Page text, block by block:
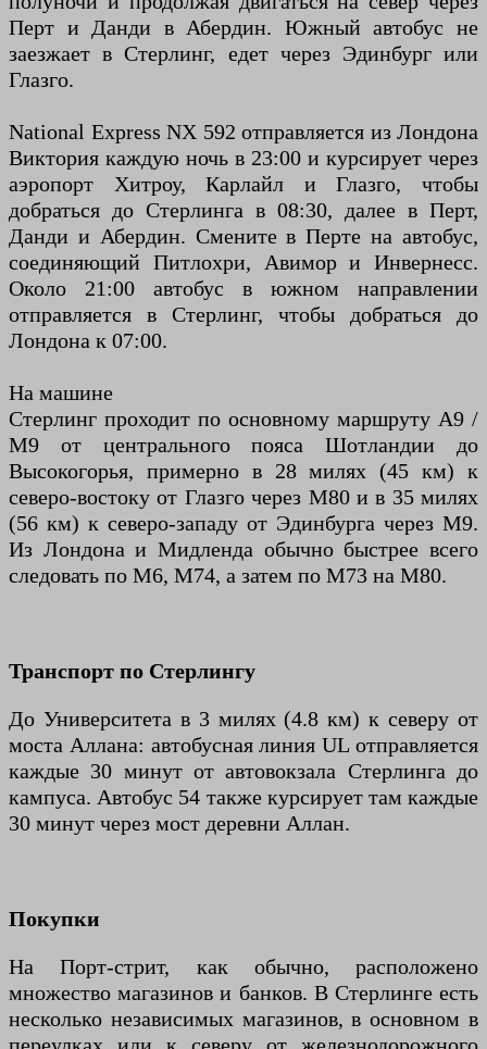
Перт и Данди в Абердин. Южный автобус не
заезжает в Стерлинг, едет через Эдинбург или
Глазго.
National Express NX 592 отправляется из Лондона
Виктория каждую ночь в 23:00 и курсирует через
аэропорт Хитроу, Карлайл и Глазго, чтобы
добраться до Стерлинга в 08:30, далее в Перт,
Данди и Абердин. Смените в Перте на автобус,
соединяющий Питлохри, Авимор и Инвернесс.
Около 21:00 автобус в южном направлении
отправляется в Стерлинг, чтобы добраться до
Лондона к 07:00.
На машине
Стерлинг проходит по основному маршруту A9 /
M9 от центрального пояса Шотландии до
Высокогорья, примерно в 28 милях (45 км) к
северо-востоку от Глазго через M80 и в 35 милях
(56 км) к северо-западу от Эдинбурга через M9.
Из Лондона и Мидленда обычно быстрее всего
следовать по M6, M74, а затем по M73 на M80.
Транспорт по Стерлингу
До Университета в 3 милях (4.8 км) к северу от
моста Аллана: автобусная линия UL отправляется
каждые 30 минут от автовокзала Стерлинга до
кампуса. Автобус 54 также курсирует там каждые
30 минут через мост деревни Аллан.
Покупки
На Порт-стрит, как обычно, расположено
множество магазинов и банков. В Стерлинге есть
несколько независимых магазинов, в основном в